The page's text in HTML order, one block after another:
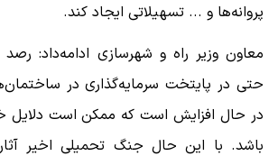
پروانه‌ها و ... تسهیلاتی ایجاد کند.
معاون وزیر راه و شهرسازی ادامه‌داد:
حتی در پایتخت سرمایه‌گذاری در
در حال افزایش است که ممکن است دلایل
باشد. با این حال جنگ تحمیلی اخیر